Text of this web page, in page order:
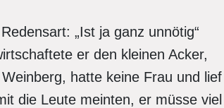
„Ist ja ganz unnötig“
er den kleinen Acker,
hatte keine Frau und lief
die Leute meinten, er müsse viel